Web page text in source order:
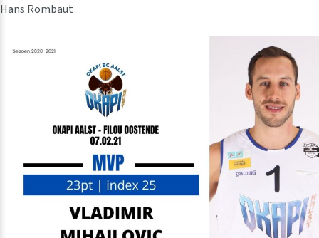
Hans Rombaut